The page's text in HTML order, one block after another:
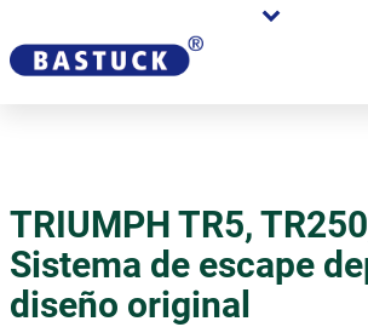
TRIUMPH TR5,
Sistema de escape
diseño original